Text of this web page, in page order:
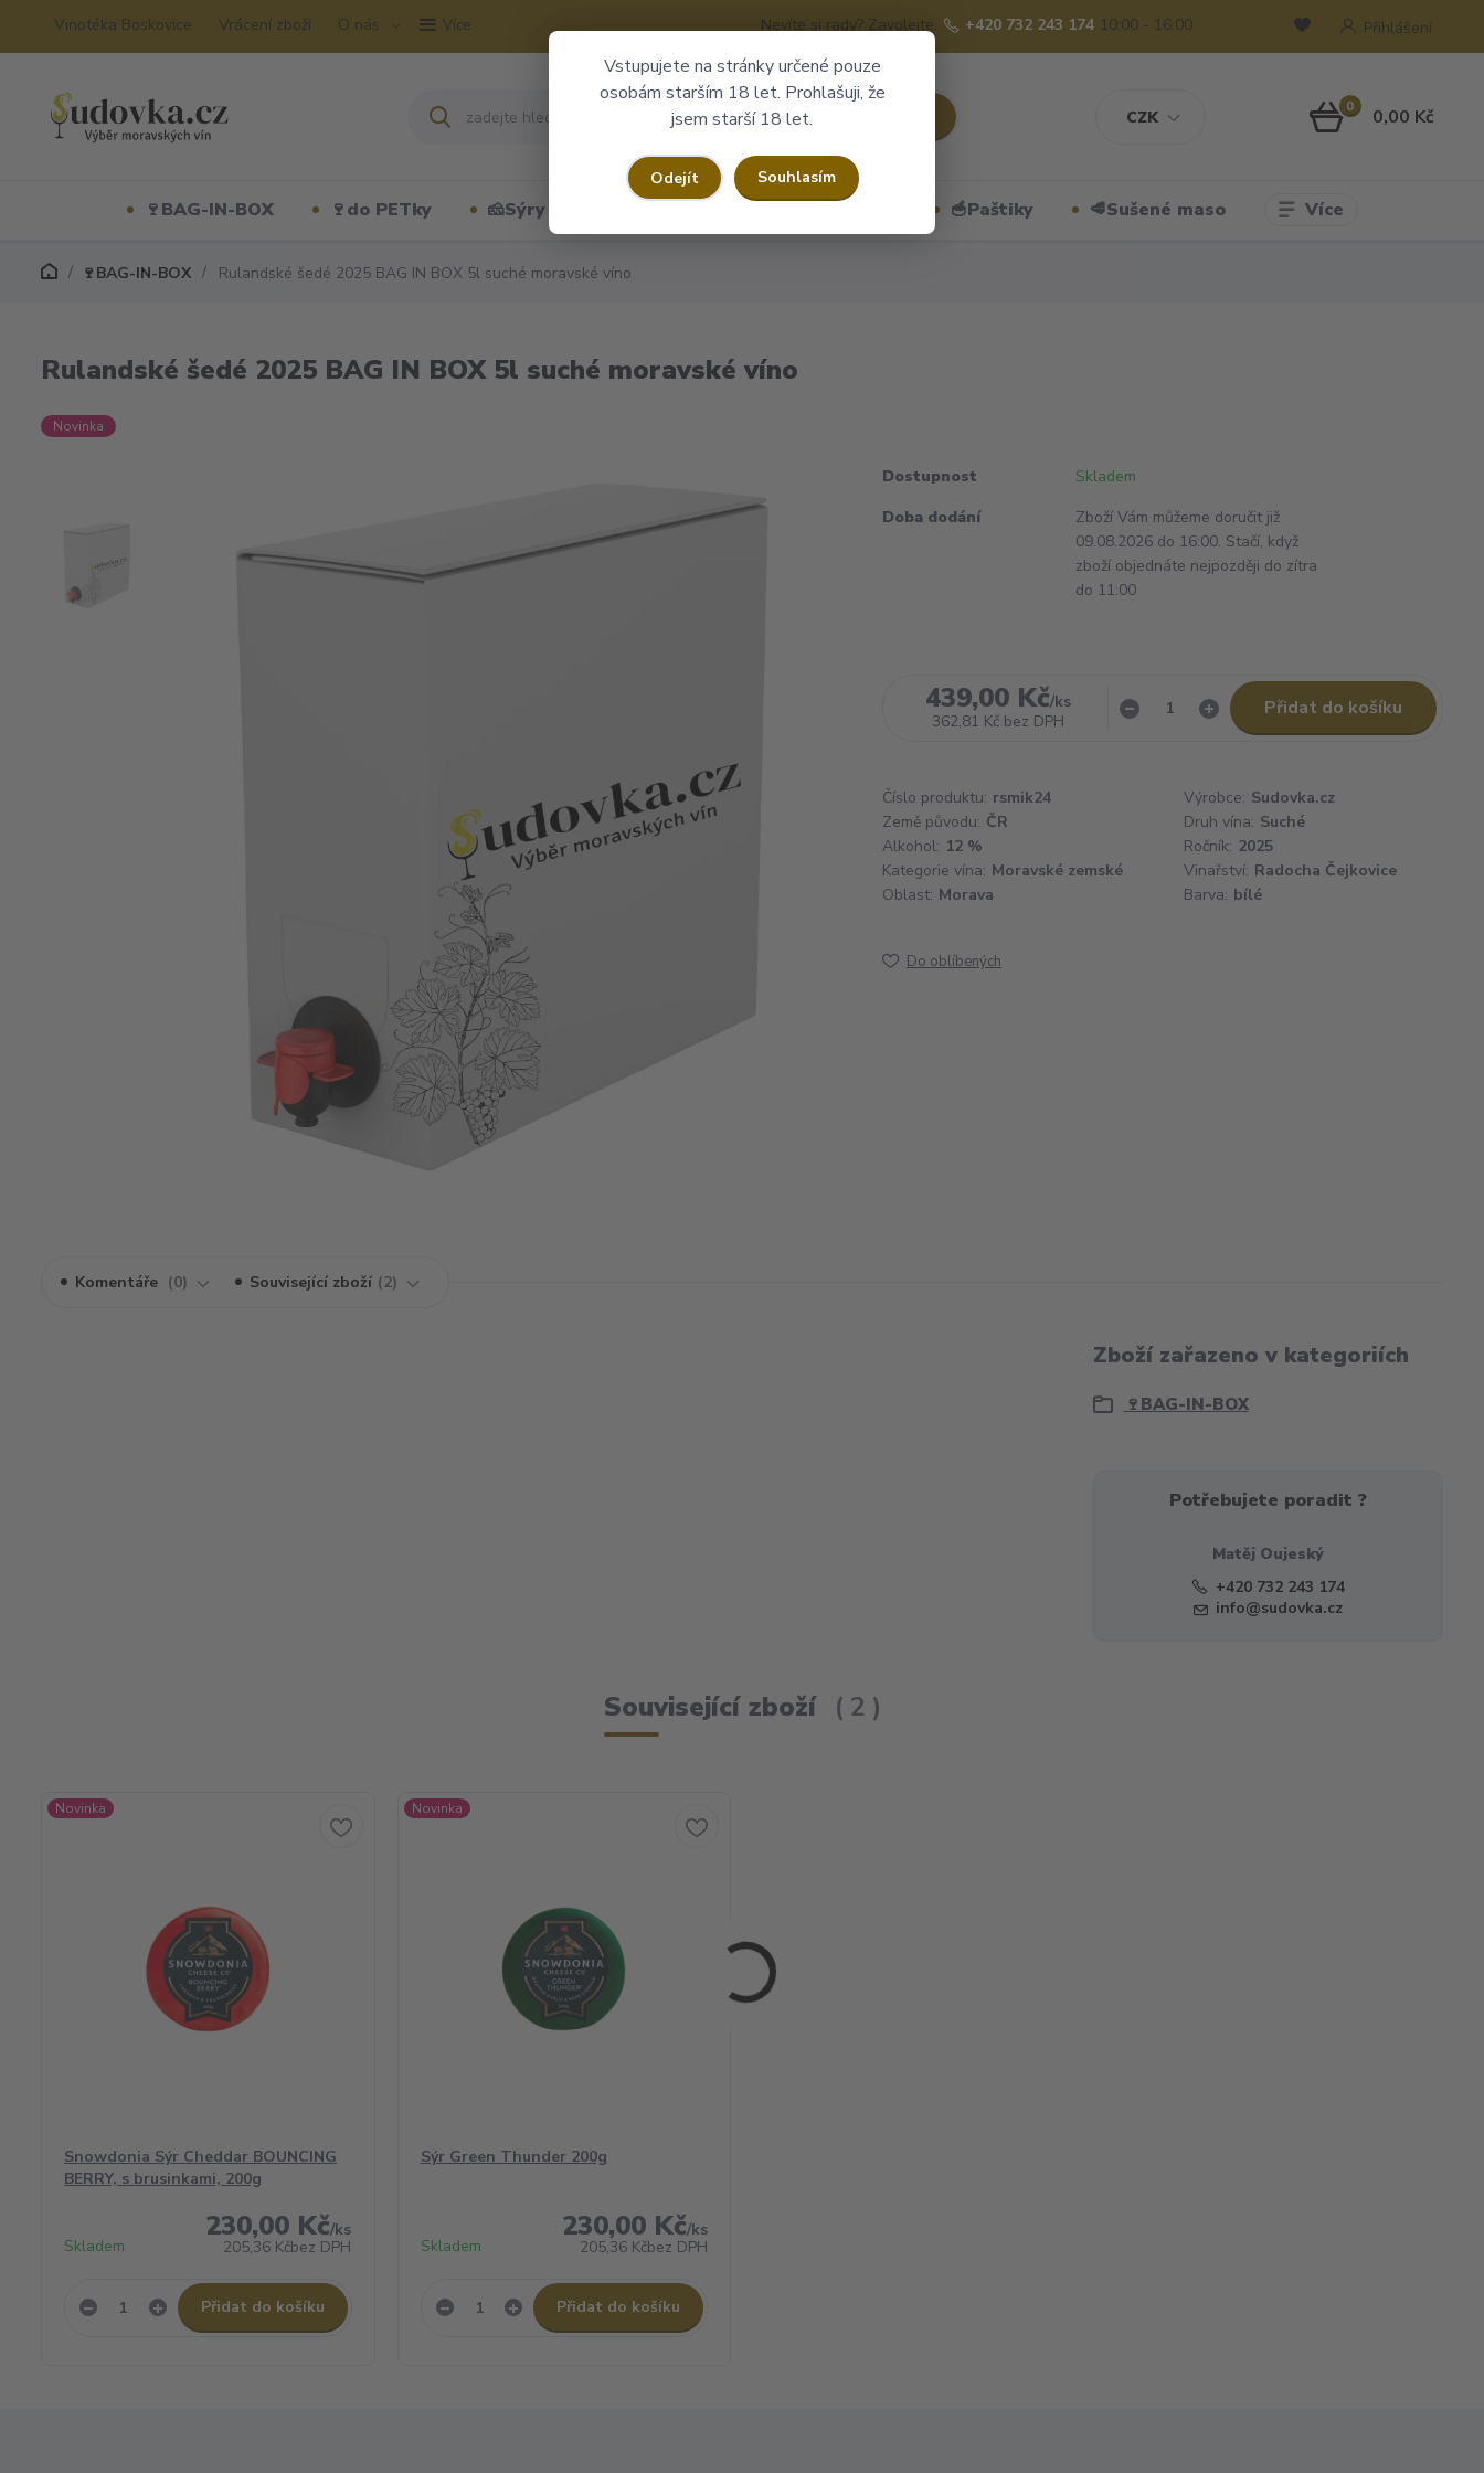
Vstupujete na stránky určené pouze
osobám starším 18 let. Prohlašuji, že
jsem starší 18 let.
Odejít Souhlasím
Vinotéka Boskovice Vrácení zboží O nás Více
CZK
Přihlášení
Nevíte si rady? Zavolejte. +420 732 243 174 10:00 - 16:00
0 0,00 Kč
🍷BAG-IN-BOX 🍷do PETky 🧀Sýry 🥣Paštiky 🥩Sušené maso Více
🍷BAG-IN-BOX Rulandské šedé 2025 BAG IN BOX 5l suché moravské víno
Rulandské šedé 2025 BAG IN BOX 5l suché moravské víno
Novinka
Dostupnost
Skladem
Doba dodání
Zboží Vám můžeme doručit již
09.08.2026 do 16:00. Stačí, když
zboží objednáte nejpozději do zítra
do 11:00
439,00 Kč/ks
362,81 Kč bez DPH
Přidat do košíku
Číslo produktu: rsmik24 Výrobce: Sudovka.cz
Země původu: ČR Druh vína: Suché
Alkohol: 12 % Ročník: 2025
Kategorie vína: Moravské zemské Vinařství: Radocha Čejkovice
Oblast: Morava Barva: bílé
Do oblíbených
Komentáře 0 Související zboží 2
Zboží zařazeno v kategoriích
🍷BAG-IN-BOX
Potřebujete poradit ?
Matěj Oujeský
+420 732 243 174
info@sudovka.cz
Související zboží 2
Novinka
Snowdonia Sýr Cheddar BOUNCING
BERRY, s brusinkami, 200g
230,00 Kč/ks
205,36 Kčbez DPH
Skladem
Přidat do košíku
Novinka
Sýr Green Thunder 200g
230,00 Kč/ks
205,36 Kčbez DPH
Skladem
Přidat do košíku